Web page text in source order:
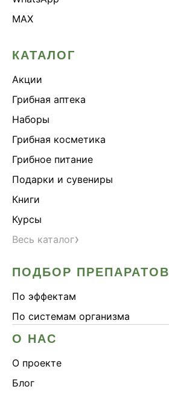
MAX
КАТАЛОГ
Акции
Грибная аптека
Наборы
Грибная косметика
Грибное питание
Подарки и сувениры
Книги
Курсы
Весь каталог›
ПОДБОР ПРЕПАРАТОВ
По эффектам
По системам организма
О НАС
О проекте
Блог